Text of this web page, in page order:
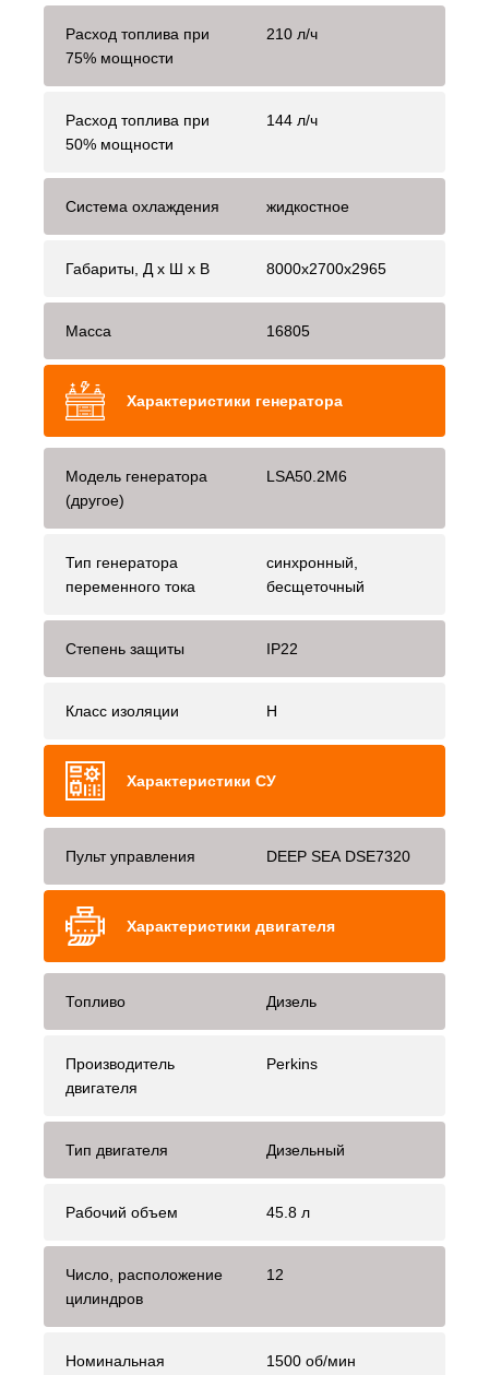
Расход топлива при
75% мощности
210 л/ч
Расход топлива при
50% мощности
144 л/ч
Система охлаждения жидкостное
Габариты, Д x Ш x В 8000x2700x2965
Масса 16805
Характеристики генератора
Модель генератора
(другое)
LSA50.2M6
Тип генератора
переменного тока
синхронный,
бесщеточный
Степень защиты IP22
Класс изоляции H
Характеристики СУ
Пульт управления DEEP SEA DSE7320
Характеристики двигателя
Топливо Дизель
Производитель
двигателя
Perkins
Тип двигателя Дизельный
Рабочий объем 45.8 л
Число, расположение
цилиндров
12
Номинальная
1500 об/мин